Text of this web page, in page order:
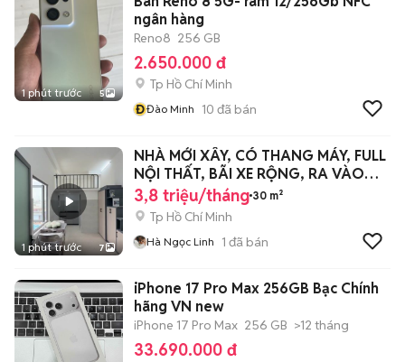
1 phút trước 5
ngân hàng
Reno8 256 GB
2.650.000 đ
Tp Hồ Chí Minh
ĐĐào Minh 10 đã bán
1 phút trước 7
NHÀ MỚI XÂY, CÓ THANG MÁY, FULL
NỘI THẤT, BÃI XE RỘNG, RA VÀO
24/24
3,8 triệu/tháng 30 m²
Tp Hồ Chí Minh
Hà Ngọc Linh 1 đã bán
iPhone 17 Pro Max 256GB Bạc Chính
hãng VN new
iPhone 17 Pro Max 256 GB >12 tháng
33.690.000 đ